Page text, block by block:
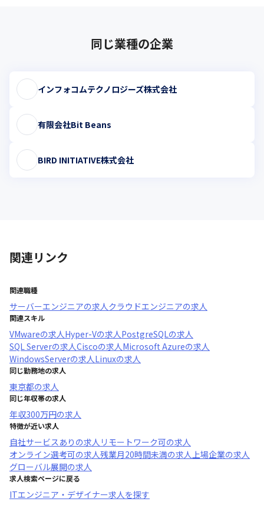
同じ業種の企業
インフォコムテクノロジーズ株式会社
有限会社Bit Beans
BIRD INITIATIVE株式会社
関連リンク
関連職種
サーバーエンジニアの求人クラウドエンジニアの求人
関連スキル
VMwareの求人Hyper-Vの求人PostgreSQLの求人
SQL Serverの求人Ciscoの求人Microsoft Azureの求人
WindowsServerの求人Linuxの求人
同じ勤務地の求人
東京都の求人
同じ年収帯の求人
年収300万円の求人
特徴が近い求人
自社サービスあり の求人 リモートワーク可の求人
オンライン選考可の求人残業月20時間未満の求人上場企業の求人
グローバル展開の求人
求人検索ページに戻る
ITエンジニア・デザイナー求人を探す